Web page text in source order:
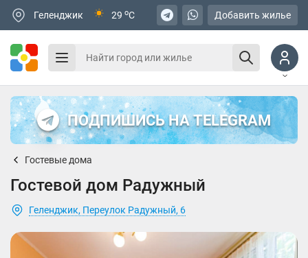
Геленджик 29 oC Добавить жилье
ПОДПИШИСЬ НА TELEGRAM
Гостевые дома
Гостевой дом Радужный
Геленджик, Переулок Радужный, 6